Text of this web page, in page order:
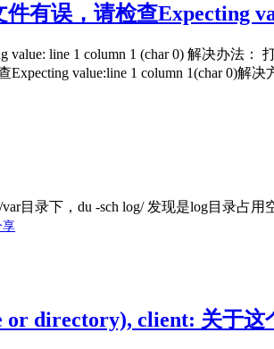
有误，请检查Expecting
line 1 column 1 (char 0) 解决办法：
value:line 1 column 1(char 0)解决
目录下，du -sch log/ 发现是log目录占
享
or directory), client: 关于这